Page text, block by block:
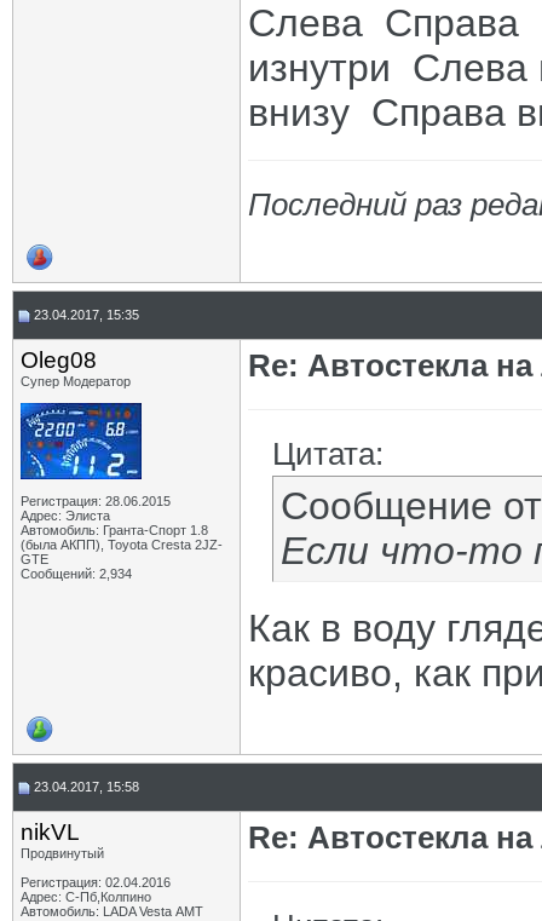
Слева Справа
изнутри Слева
внизу Справа
Последний раз
23.04.2017, 15:35
Oleg08
Супер Модератор
Регистрация: 28.06.2015
Адрес: Элиста
Автомобиль: Гранта-Спорт 1.8
(была АКПП), Toyota Cresta 2JZ-
GTE
Сообщений: 2,934
Re: Автостекла
Цитата:
Сообщение
Если что-то
Как в воду
красиво, как
23.04.2017, 15:58
nikVL
Продвинутый
Регистрация: 02.04.2016
Адрес: С-Пб,Колпино
Автомобиль: LADA Vesta АМТ
Re: Автостекла